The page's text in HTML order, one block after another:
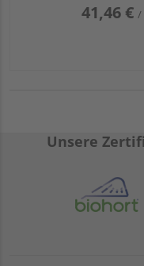
41,46 € /
Unsere